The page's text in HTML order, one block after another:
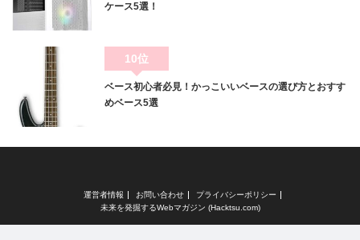
ケース5選！
10位
ベース初心者必見！かっこいいベースの選び方とおすす
めベース5選
運営者情報 お問い合わせ
プライバシーポリシー
未来を発掘するWebマガジン (Hacktsu.com)